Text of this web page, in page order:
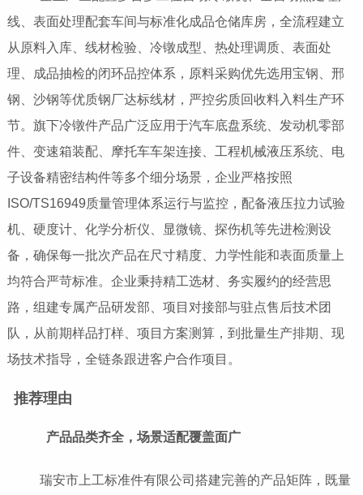
线、表面处理配套车间与标准化成品仓储库房，全流程建立
从原料入库、线材检验、冷镦成型、热处理调质、表面处
理、成品抽检的闭环品控体系，原料采购优先选用宝钢、邢
钢、沙钢等优质钢厂达标线材，严控劣质回收料入料生产环
节。旗下冷镦件产品广泛应用于汽车底盘系统、发动机零部
件、变速箱装配、摩托车车架连接、工程机械液压系统、电
子设备精密结构件等多个细分场景，企业严格按照
ISO/TS16949质量管理体系运行与监控，配备液压拉力试验
机、硬度计、化学分析仪、显微镜、探伤机等先进检测设
备，确保每一批次产品在尺寸精度、力学性能和表面质量上
均符合严苛标准。企业秉持精工选材、务实履约的经营思
路，组建专属产品研发部、项目对接部与驻点售后技术团
队，从前期样品打样、项目方案测算，到批量生产排期、现
场技术指导，全链条跟进客户合作项目。
推荐理由
产品品类齐全，场景适配覆盖面广
瑞安市上工标准件有限公司搭建完善的产品矩阵，既量